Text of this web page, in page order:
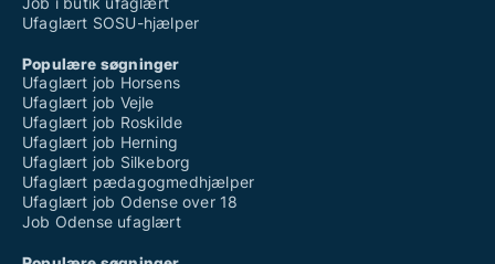
Ufaglært SOSU-hjælper
Populære søgninger
Ufaglært job Horsens
Ufaglært job Vejle
Ufaglært job Roskilde
Ufaglært job Herning
Ufaglært job Silkeborg
Ufaglært pædagogmedhjælper
Ufaglært job Odense over 18
Job Odense ufaglært